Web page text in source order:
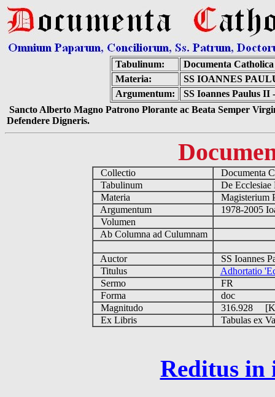
Tabulinum:
Documenta
Materia:
SS IOANNES
Argumentum:
SS Ioannes Paulus II
Sancto Alberto Magno Patrono Plorante ac Beata Semper
Defendere Digneris.
Collectio
Documenta
Tabulinum
De
Materia
Magisterium
Argumentum
1978-2005
Volumen
Ab Columna ad Culumnam
Auctor
SS Ioannes
Titulus
Adhortatio
Sermo
FR
Forma
doc
Magnitudo
316.928
Ex Libris
Tabulas ex
Reditus in